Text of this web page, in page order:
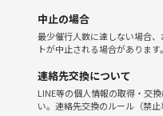
中止の場合
最少催行人数に達しない場合
トが中止される場合がありま
連絡先交換について
LINE等の個人情報の取得・交
い。連絡先交換のルール（禁